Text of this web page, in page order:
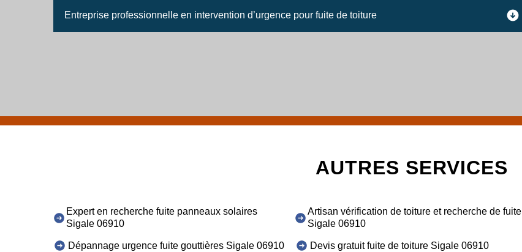
Entreprise professionnelle en intervention d’urgence pour fuite de toiture
AUTRES SERVICES
Expert en recherche fuite panneaux solaires
Sigale 06910
Dépannage urgence fuite gouttières Sigale 06910
Artisan vérification de toiture et recherche de fuite
Sigale 06910
Devis gratuit fuite de toiture Sigale 06910